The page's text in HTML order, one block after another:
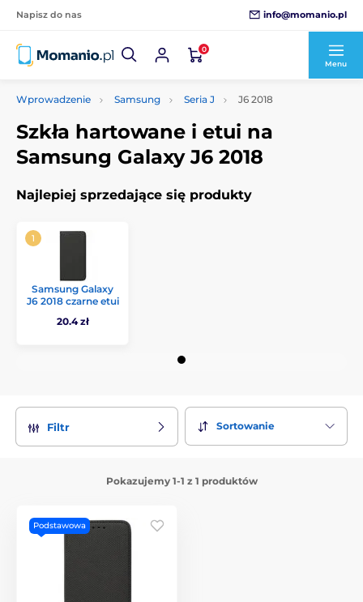
Napisz do nas info@momanio.pl
0
Menu
Wprowadzenie Samsung Seria J J6 2018
Szkła hartowane i etui na
Samsung Galaxy J6 2018
Najlepiej sprzedające się produkty
Samsung Galaxy
J6 2018 czarne etui
20.4 zł
Filtr Sortowanie
Pokazujemy 1-1 z 1 produktów
Podstawowa